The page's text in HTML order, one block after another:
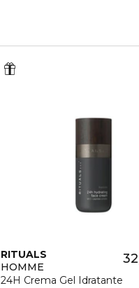
RITUALS
HOMME
24H Crema Gel Idratante